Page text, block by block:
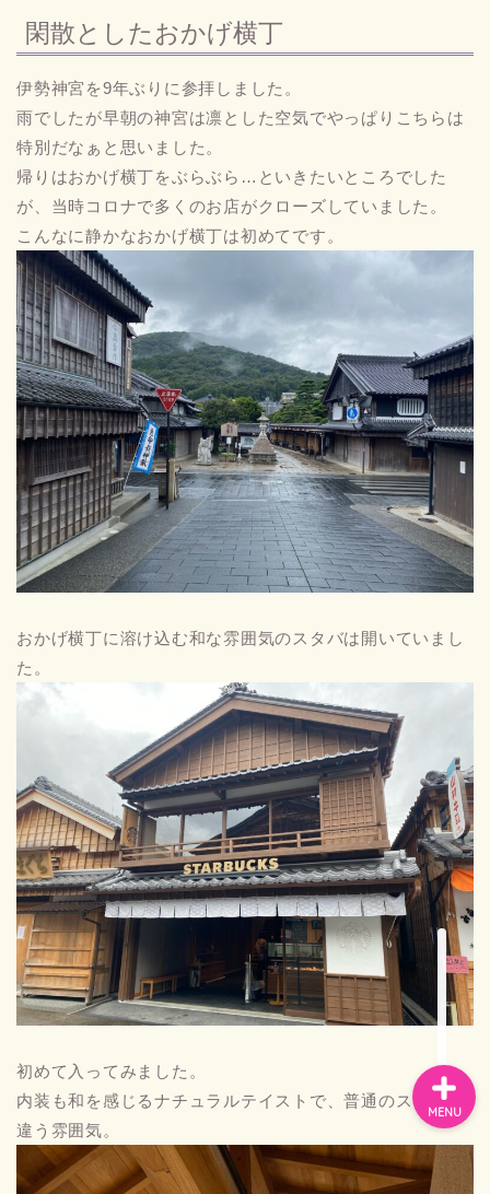
閑散としたおかげ横丁
伊勢神宮を9年ぶりに参拝しました。
雨でしたが早朝の神宮は凛とした空気でやっぱりこちらは
特別だなぁと思いました。
帰りはおかげ横丁をぶらぶら…といきたいところでした
が、当時コロナで多くのお店がクローズしていました。
こんなに静かなおかげ横丁は初めてです。
おかげ横丁に溶け込む和な雰囲気のスタバは開いていまし
た。
初めて入ってみました。
内装も和を感じるナチュラルテイストで、普通のスタバと
違う雰囲気。
MENU
お問い合わせ
プライバシーポリシー
スペイン
バルセロナお土産